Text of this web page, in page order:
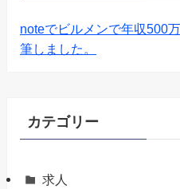
noteでビルメンで年収500
筆しました。
カテゴリー
求人